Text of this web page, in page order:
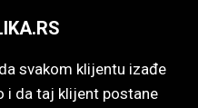
svakom klijentu izađe
i da taj klijent postane